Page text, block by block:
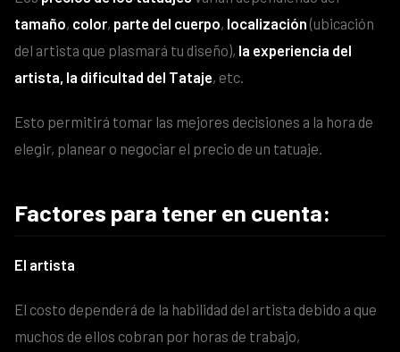
tamaño, color, parte del cuerpo, localización (ubicación
del artista que plasmará tu diseño), la experiencia del
artista, la dificultad del Tataje, etc.
Esto permitirá tomar las mejores decisiones a la hora de
elegir, planear o negociar el precio de un tatuaje.
Factores para tener en cuenta:
El artista
El costo dependerá de la habilidad del artista debido a que
muchos de ellos cobran por horas de trabajo,